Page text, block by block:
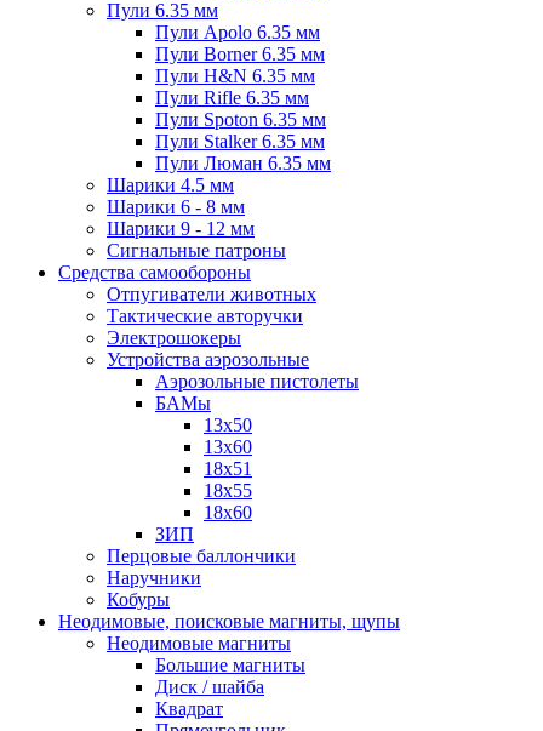
Пули 6.35 мм
Пули Apolo 6.35 мм
Пули Borner 6.35 мм
Пули H&N 6.35 мм
Пули Rifle 6.35 мм
Пули Spoton 6.35 мм
Пули Stalker 6.35 мм
Пули Люман 6.35 мм
Шарики 4.5 мм
Шарики 6 - 8 мм
Шарики 9 - 12 мм
Сигнальные патроны
Средства самообороны
Отпугиватели животных
Тактические авторучки
Электрошокеры
Устройства аэрозольные
Аэрозольные пистолеты
БАМы
13х50
13х60
18х51
18х55
18х60
ЗИП
Перцовые баллончики
Наручники
Кобуры
Неодимовые, поисковые магниты, щупы
Неодимовые магниты
Большие магниты
Диск / шайба
Квадрат